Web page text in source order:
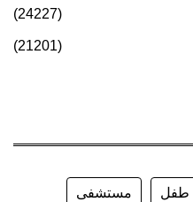
(24227)
(21201)
طفل مستشفى